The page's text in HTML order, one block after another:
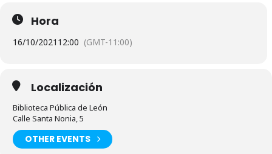
Hora
16/10/2021 12:00 (GMT-11:00)
Localización
Biblioteca Pública de León
Calle Santa Nonia, 5
OTHER EVENTS